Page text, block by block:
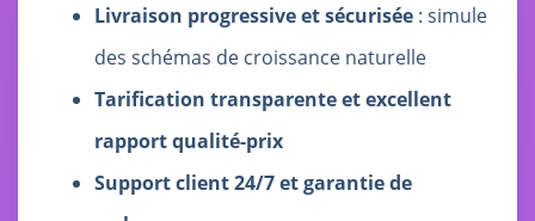
Livraison progressive et sécurisée : simule
des schémas de croissance naturelle
Tarification transparente et excellent
rapport qualité-prix
Support client 24/7 et garantie de